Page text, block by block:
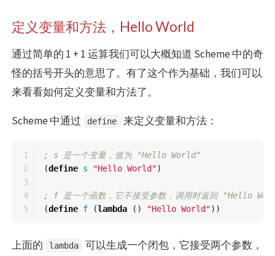
定义变量和方法，Hello World
通过简单的 1 + 1 运算我们可以大概知道 Scheme 中的奇
怪的括号开头的意思了。有了这个作为基础，我们可以
来看看如何定义变量和方法了。
Scheme 中通过 define 来定义变量和方法：
1
2
3
4
; s 是一个变量，值为 "Hello World"
(define s "Hello World")
; f 是一个函数，它不接受参数，调用时返回 "Hello
(define f (lambda () "Hello World"))
上面的 lambda
可以生成一个闭包，它接受两个参数，